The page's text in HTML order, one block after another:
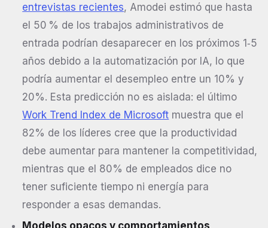
entrevistas recientes, Amodei estimó que hasta
el 50 % de los trabajos administrativos de
entrada podrían desaparecer en los próximos 1‑5
años debido a la automatización por IA, lo que
podría aumentar el desempleo entre un 10% y
20%. Esta predicción no es aislada: el último
Work Trend Index de Microsoft muestra que el
82% de los líderes cree que la productividad
debe aumentar para mantener la competitividad,
mientras que el 80% de empleados dice no
tener suficiente tiempo ni energía para
responder a esas demandas.